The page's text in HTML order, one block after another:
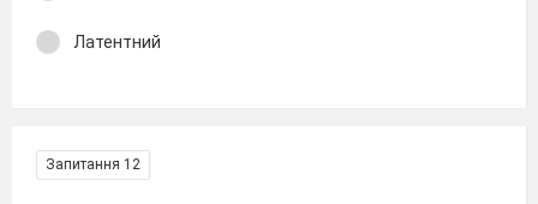
Латентний
Запитання 12